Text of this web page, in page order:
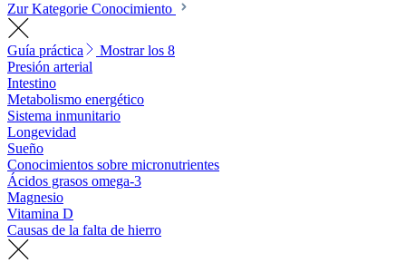
Zur Kategorie Conocimiento
Guía práctica
Mostrar los 8
Presión arterial
Intestino
Metabolismo energético
Sistema inmunitario
Longevidad
Sueño
Conocimientos sobre micronutrientes
Ácidos grasos omega-3
Magnesio
Vitamina D
Causas de la falta de hierro